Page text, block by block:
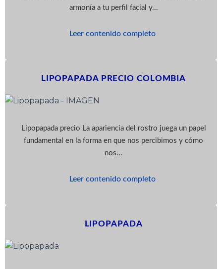
armonía a tu perfil facial y...
Leer contenido completo
LIPOPAPADA PRECIO COLOMBIA
Lipopapada precio La apariencia del rostro juega un papel
fundamental en la forma en que nos percibimos y cómo
nos...
Leer contenido completo
LIPOPAPADA